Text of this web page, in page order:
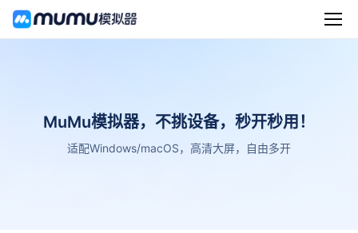
MuMu模拟器，不挑设备，秒开秒用！
适配Windows/macOS，高清大屏，自由多开